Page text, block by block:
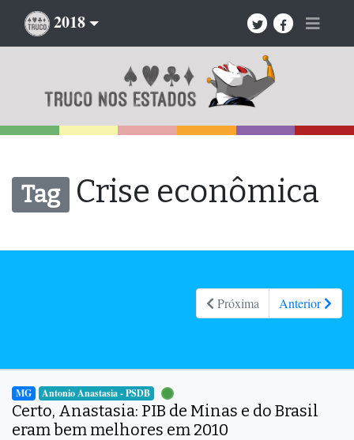
2018
Tag Crise econômica
Próxima Anterior
MG Antonio Anastasia - PSDB
Certo, Anastasia: PIB de Minas e do Brasil
eram bem melhores em 2010